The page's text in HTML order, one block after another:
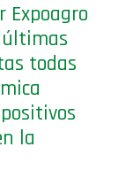
Expoagro
todas
la